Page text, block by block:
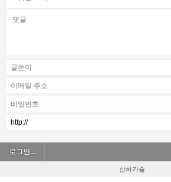
로그인...
산하기술